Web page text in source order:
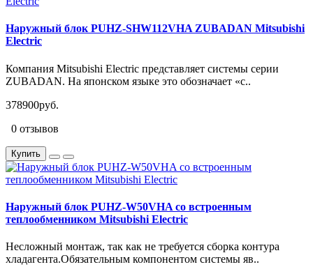
Наружный блок PUHZ-SHW112VHA ZUBADAN Mitsubishi
Electric
Компания Mitsubishi Electric представляет системы серии
ZUBADAN. На японском языке это обозначает «с..
378900руб.
0 отзывов
Купить
Наружный блок PUHZ-W50VHA со встроенным
теплообменником Mitsubishi Electric
Несложный монтаж, так как не требуется сборка контура
хладагента.Обязательным компонентом системы яв..